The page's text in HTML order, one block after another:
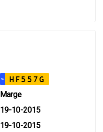
NL HF557G
Marge
19-10-2015
19-10-2015